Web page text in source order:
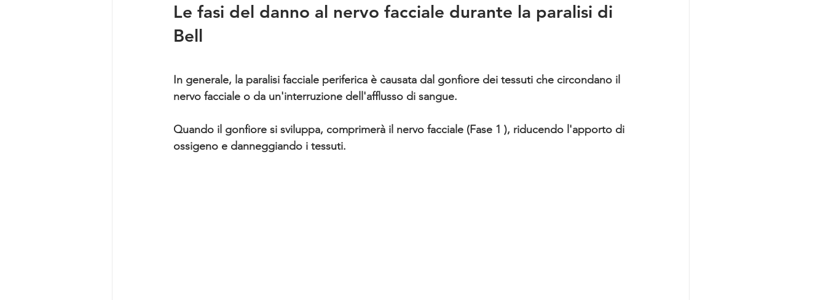
Le fasi del danno al nervo facciale durante la paralisi di
Bell
In generale, la paralisi facciale periferica è causata dal gonfiore dei tessuti che circondano il
nervo facciale o da un'interruzione dell'afflusso di sangue.
Quando il gonfiore si sviluppa, comprimerà il nervo facciale (Fase 1 ), riducendo l'apporto di
ossigeno e danneggiando i tessuti.